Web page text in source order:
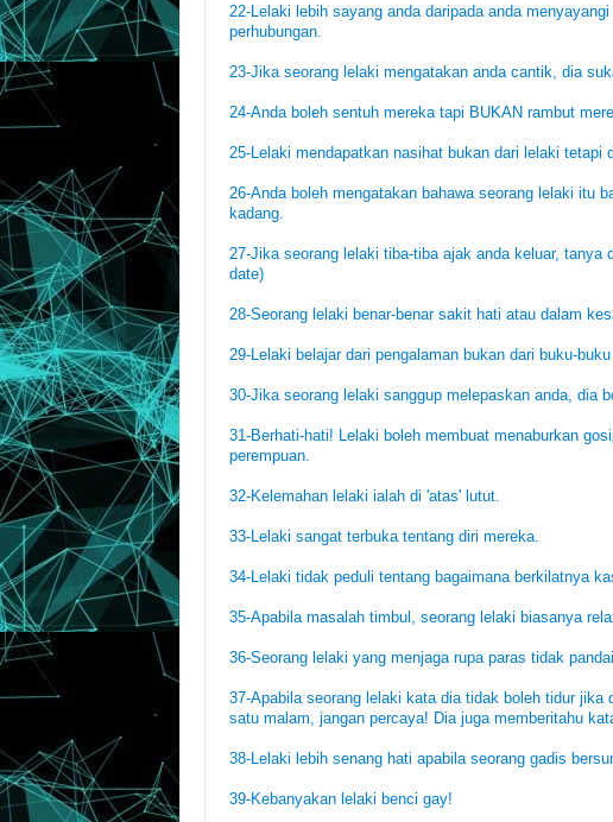
22-Lelaki lebih sayang anda daripada anda
perhubungan.
23-Jika seorang lelaki mengatakan anda cantik, dia
24-Anda boleh sentuh mereka tapi BUKAN rambut
25-Lelaki mendapatkan nasihat bukan dari lelaki tetapi
26-Anda boleh mengatakan bahawa seorang lelaki itu
kadang.
27-Jika seorang lelaki tiba-tiba ajak anda keluar,
date)
28-Seorang lelaki benar-benar sakit hati atau dalam
29-Lelaki belajar dari pengalaman bukan dari buku-
30-Jika seorang lelaki sanggup melepaskan anda, dia
31-Berhati-hati! Lelaki boleh membuat menaburkan
perempuan.
32-Kelemahan lelaki ialah di 'atas' lutut.
33-Lelaki sangat terbuka tentang diri mereka.
34-Lelaki tidak peduli tentang bagaimana berkilatnya
35-Apabila masalah timbul, seorang lelaki biasanya
36-Seorang lelaki yang menjaga rupa paras tidak
37-Apabila seorang lelaki kata dia tidak boleh tidur jika
satu malam, jangan percaya! Dia juga memberitahu
38-Lelaki lebih senang hati apabila seorang gadis
39-Kebanyakan lelaki benci gay!